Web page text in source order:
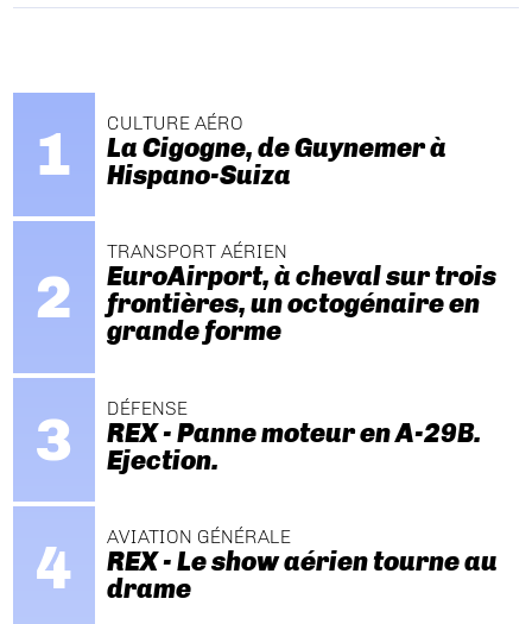
CULTURE AÉRO
La Cigogne, de Guynemer à
Hispano-Suiza
TRANSPORT AÉRIEN
EuroAirport, à cheval sur trois
frontières, un octogénaire en
grande forme
DÉFENSE
REX - Panne moteur en A-29B.
Ejection.
AVIATION GÉNÉRALE
REX - Le show aérien tourne au
drame